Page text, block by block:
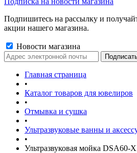
Подпишитесь на рассылку и
акции нашего магазина.
Новости магазина
Главная страница
•
Каталог товаров для ювелиров
•
Отмывка и сушка
•
Ультразвуковые ванны и
•
Ультразвуковая мойка DSA60-